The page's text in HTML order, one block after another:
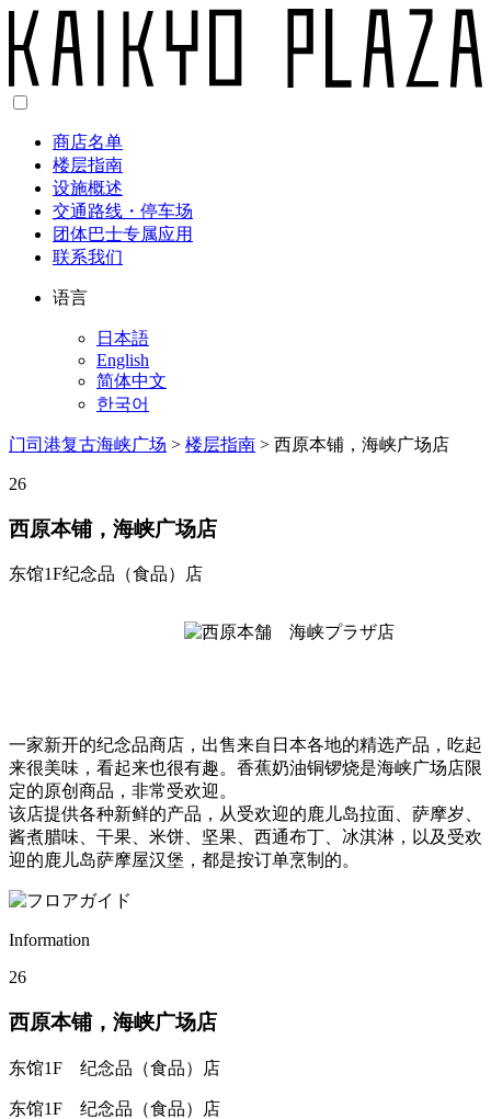
商店名单
楼层指南
设施概述
交通路线・停车场
团体巴士专属应用
联系我们
语言
日本語
English
简体中文
한국어
门司港复古海峡广场 > 楼层指南 > 西原本铺，海峡广场店
26
西原本铺，海峡广场店
东馆1F纪念品（食品）店
一家新开的纪念品商店，出售来自日本各地的精选产品，吃起
来很美味，看起来也很有趣。香蕉奶油铜锣烧是海峡广场店限
定的原创商品，非常受欢迎。
该店提供各种新鲜的产品，从受欢迎的鹿儿岛拉面、萨摩岁、
酱煮腊味、干果、米饼、坚果、西通布丁、冰淇淋，以及受欢
迎的鹿儿岛萨摩屋汉堡，都是按订单烹制的。
Information
26
西原本铺，海峡广场店
东馆1F 纪念品（食品）店
东馆1F 纪念品（食品）店